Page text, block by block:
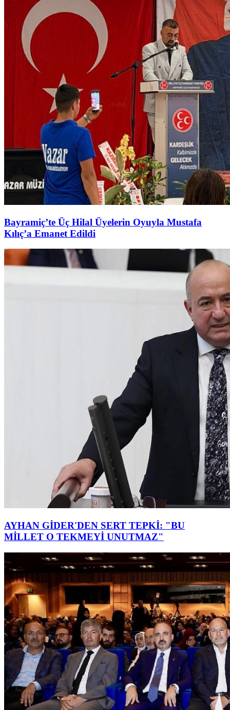
Bayramiç’te Üç Hilal Üyelerin Oyuyla Mustafa
Kılıç’a Emanet Edildi
AYHAN GİDER'DEN SERT TEPKİ: "BU
MİLLET O TEKMEYİ UNUTMAZ"